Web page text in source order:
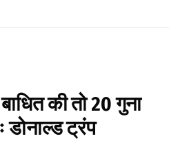
की तो 20 गुना
ट्रंप